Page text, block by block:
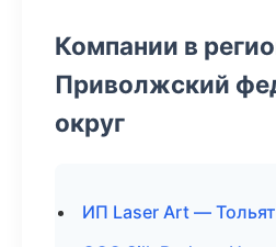
Компании в
Приволжский
округ
ИП Laser Art —